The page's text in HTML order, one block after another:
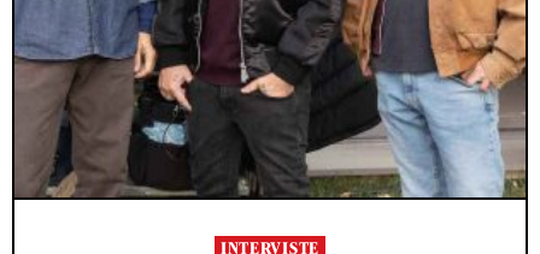
INTERVISTE